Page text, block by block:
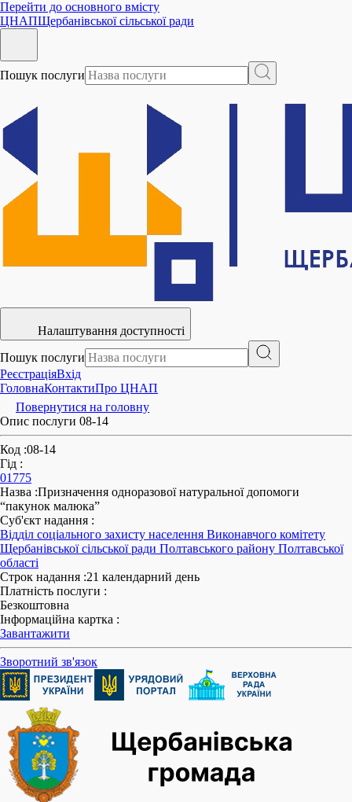
Перейти до основного вмісту
ЦНАПЩербанівської сільської ради
Пошук послуги
Налаштування доступності
Пошук послуги
РеєстраціяВхід
ГоловнаКонтактиПро ЦНАП
Повернутися на головну
Опис послуги 08-14
Код :08-14
Гід :
01775
Назва :Призначення одноразової натуральної допомоги
“пакунок малюка”
Суб'єкт надання :
Відділ соціального захисту населення Виконавчого комітету
Щербанівської сільської ради Полтавського району Полтавської
області
Строк надання :21 календарний день
Платність послуги :
Безкоштовна
Інформаційна картка :
Завантажити
Зворотний зв'язок